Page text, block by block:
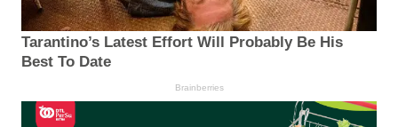
Tarantino’s Latest Effort Will Probably Be His
Best To Date
Brainberries